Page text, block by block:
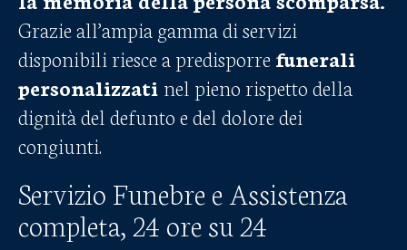
Grazie all’ampia gamma di servizi
disponibili riesce a predisporrefunerali
personalizzati nel pieno rispetto della
dignità del defunto e del dolore dei
congiunti.
Servizio Funebre e Assistenza
completa, 24 ore su 24